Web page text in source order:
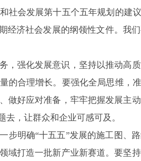
会发展第十五个五年规划的建
经济社会发展的纲领性文件。我
，强化发展意识，坚持以推动高
合理增长。要强化全局思维，
好应对准备，牢牢把握发展主
，让群众和企业可感可及。
步明确“十五五”发展的施工图、
打造一批新产业新赛道。要坚